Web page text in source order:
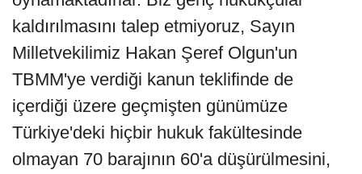
kaldırılmasını talep etmiyoruz, Sayın
Milletvekilimiz Hakan Şeref Olgun'un
TBMM'ye verdiği kanun teklifinde de
içerdiği üzere geçmişten günümüze
Türkiye'deki hiçbir hukuk fakültesinde
olmayan 70 barajının 60'a düşürülmesini,